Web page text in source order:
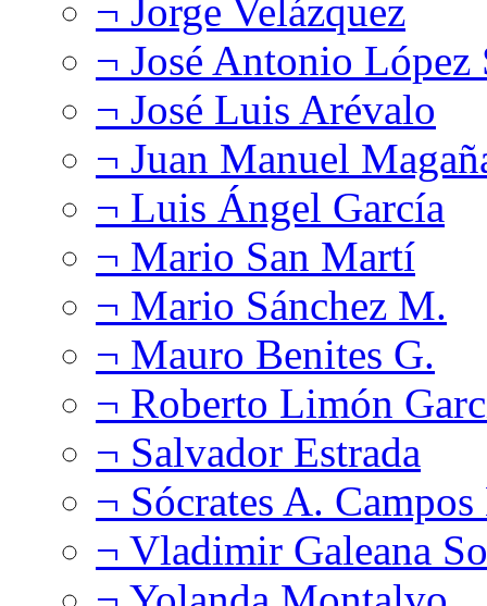
¬ Jorge Velázquez
¬ José Antonio López
¬ José Luis Arévalo
¬ Juan Manuel
¬ Luis Ángel García
¬ Mario San Martí
¬ Mario Sánchez M.
¬ Mauro Benites G.
¬ Roberto Limón
¬ Salvador Estrada
¬ Sócrates A.
¬ Vladimir Galeana